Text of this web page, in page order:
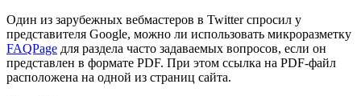
Один из зарубежных вебмастеров в Twitter спросил у
представителя Google, можно ли использовать микроразметку
FAQPage для раздела часто задаваемых вопросов, если он
представлен в формате PDF. При этом ссылка на PDF-файл
расположена на одной из страниц сайта.